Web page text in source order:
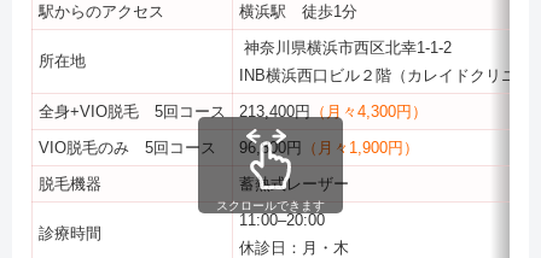
駅からのアクセス 横浜駅 徒歩1分
所在地
神奈川県横浜市西区北幸1-1-2
INB横浜西口ビル２階（カレイドクリニッ
全身+VIO脱毛 5回コース
213,400円
（月々4,300円）
VIO脱毛のみ 5回コース
96,800円
（月々1,900円）
脱毛機器
蓄熱式レーザー
診療時間
11:00–20:00
休診日：月・木
スクロールできます